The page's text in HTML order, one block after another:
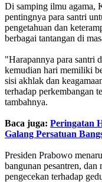
Di samping ilmu agama,
pentingnya para santri
pengetahuan dan
berbagai tantangan di
"Harapannya para santri
kemudian hari memiliki
sisi akhlak dan
terhadap perkembangan
tambahnya.
Baca juga: Peringatan
Galang Persatuan
Presiden Prabowo
bangunan pesantren,
pengecekan terhadap